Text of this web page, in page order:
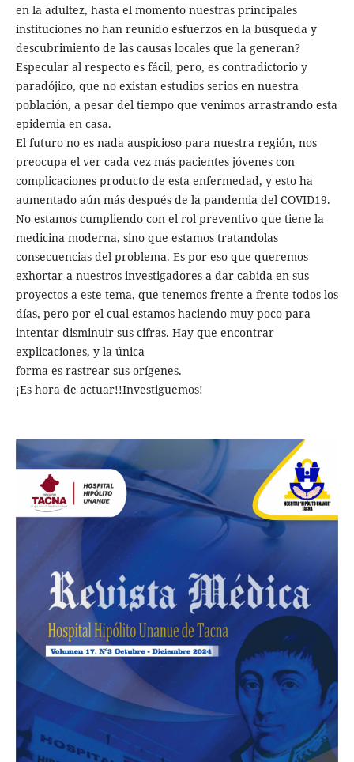
en la adultez, hasta el momento nuestras principales
instituciones no han reunido esfuerzos en la búsqueda y
descubrimiento de las causas locales que la generan?
Especular al respecto es fácil, pero, es contradictorio y
paradójico, que no existan estudios serios en nuestra
población, a pesar del tiempo que venimos arrastrando esta
epidemia en casa.
El futuro no es nada auspicioso para nuestra región, nos
preocupa el ver cada vez más pacientes jóvenes con
complicaciones producto de esta enfermedad, y esto ha
aumentado aún más después de la pandemia del COVID19.
No estamos cumpliendo con el rol preventivo que tiene la
medicina moderna, sino que estamos tratandolas
consecuencias del problema. Es por eso que queremos
exhortar a nuestros investigadores a dar cabida en sus
proyectos a este tema, que tenemos frente a frente todos los
días, pero por el cual estamos haciendo muy poco para
intentar disminuir sus cifras. Hay que encontrar
explicaciones, y la única
forma es rastrear sus orígenes.
¡Es hora de actuar!!Investiguemos!